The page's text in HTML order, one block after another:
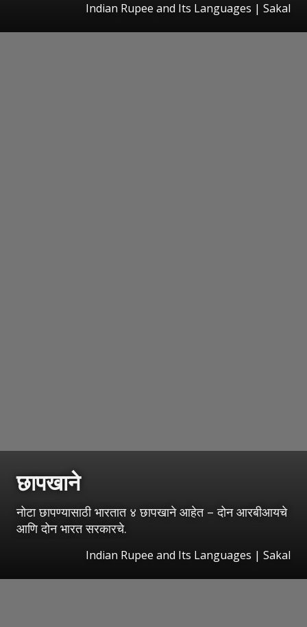
Indian Rupee and Its Languages | Sakal
छापखाने
नोटा छापण्यासाठी भारतात ४ छापखाने आहेत – दोन आरबीआयचे
आणि दोन भारत सरकारचे.
Indian Rupee and Its Languages | Sakal